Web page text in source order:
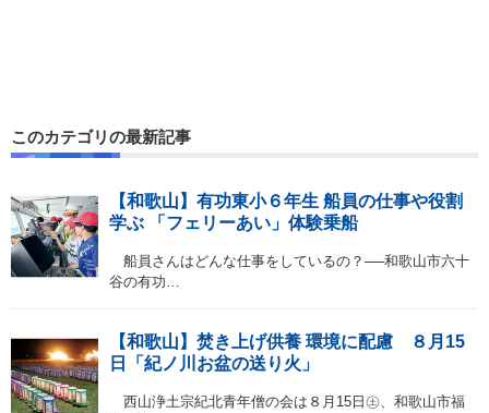
このカテゴリの最新記事
【和歌山】有功東小６年生 船員の仕事や役割
学ぶ 「フェリーあい」体験乗船
船員さんはどんな仕事をしているの？──和歌山市六十
谷の有功…
【和歌山】焚き上げ供養 環境に配慮 ８月15
日「紀ノ川お盆の送り火」
西山浄土宗紀北青年僧の会は８月15日㊏、和歌山市福